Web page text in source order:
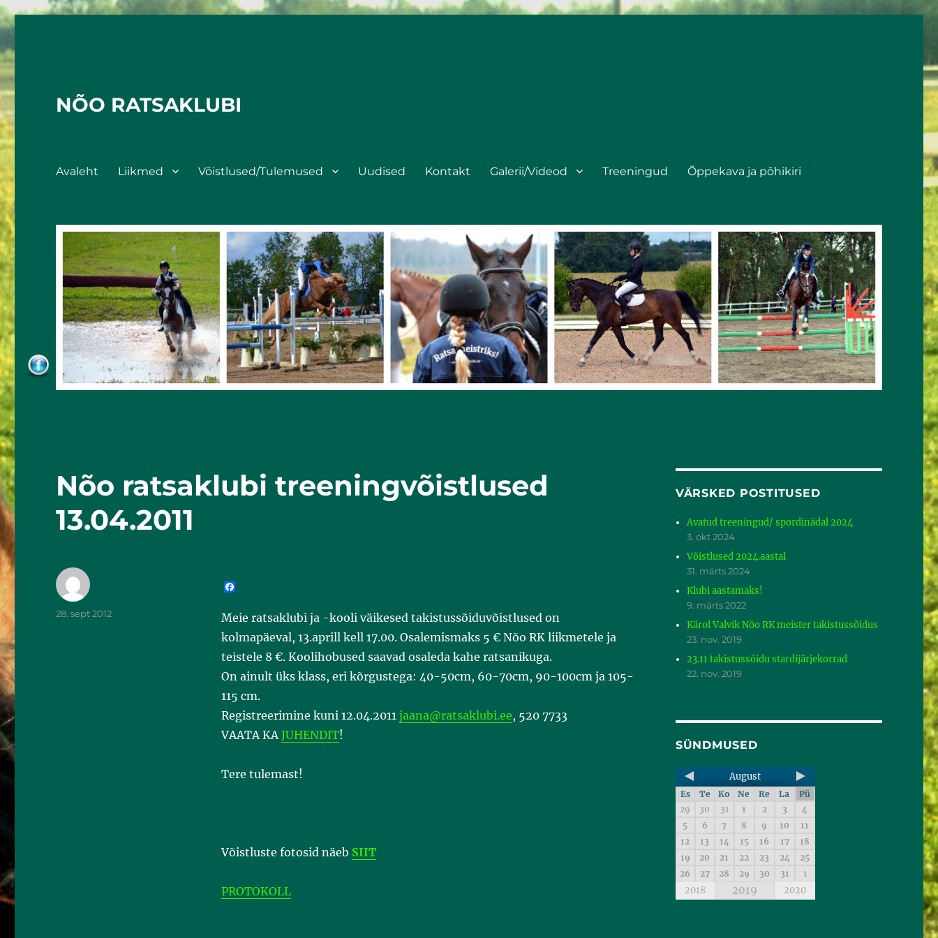
NÕO RATSAKLUBI
Avaleht Liikmed Võistlused/Tulemused Uudised Kontakt Galerii/Videod Treeningud Õppekava ja põhikiri
Nõo ratsaklubi treeningvõistlused
13.04.2011
F
c
e
b
o
o
k
Meie ratsaklubi ja -kooli väikesed takistussõiduvõistlused on
kolmapäeval, 13.aprill kell 17.00. Osalemismaks 5 € Nõo RK liikmetele ja
teistele 8 €. Koolihobused saavad osaleda kahe ratsanikuga.
On ainult üks klass, eri kõrgustega: 40-50cm, 60-70cm, 90-100cm ja 105-
115 cm.
Registreerimine kuni 12.04.2011 jaana@ratsaklubi.ee, 520 7733
VAATA KA JUHENDIT!
Tere tulemast!
Võistluste fotosid näeb SIIT
PROTOKOLL
28. sept 2012
VÄRSKED POSTITUSED
Avatud treeningud/ spordinädal 2024
3. okt 2024
Võistlused 2024.aastal
31. märts 2024
Klubi aastamaks!
9. märts 2022
Kärol Valvik Nõo RK meister takistussõidus
23. nov. 2019
23.11 takistussõidu stardijärjekorrad
22. nov. 2019
SÜNDMUSED
August
Es Te Ko Ne Re La
Pü
29
30 31 1 2 3
4
5
6 7 8 9 10
11
12
13 14 15 16 17
18
19
20 21 22 23 24
25
26
27 28 29 30 31 1
2018 2019 2020